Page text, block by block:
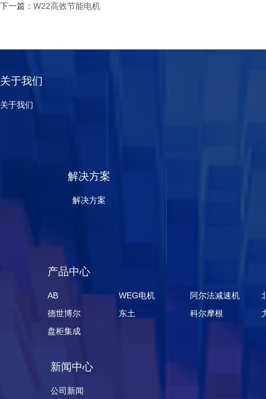
下一篇： W22高效节能电机
关于我们
关于我们
解决方案
解决方案
产品中心
AB WEG电机 阿尔法减速机
德世博尔
东土 科尔摩根
盘柜集成
新闻中心
公司新闻